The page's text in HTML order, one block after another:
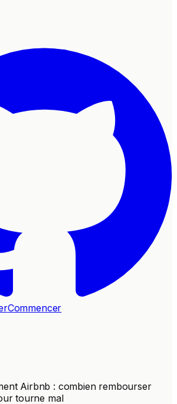
Commencer
Airbnb : combien rembourser
tourne mal